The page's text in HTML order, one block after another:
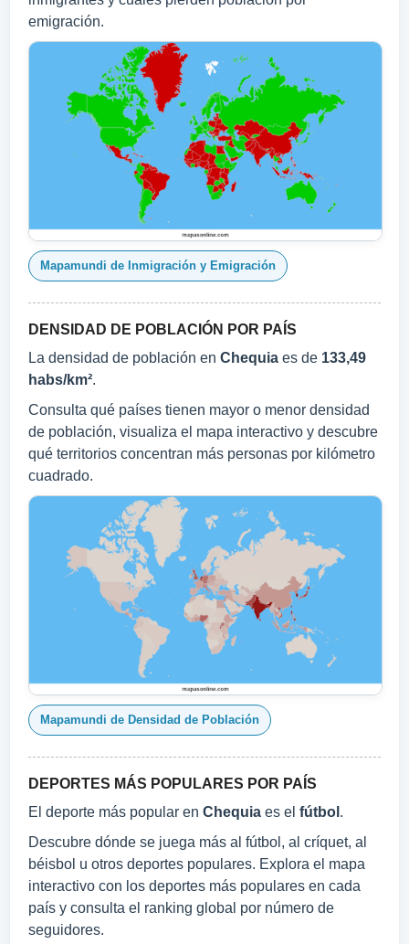
emigración.
Mapamundi de Inmigración y Emigración
DENSIDAD DE POBLACIÓN POR PAÍS
La densidad de población en Chequia es de 133,49
habs/km².
Consulta qué países tienen mayor o menor densidad
de población, visualiza el mapa interactivo y descubre
qué territorios concentran más personas por kilómetro
cuadrado.
Mapamundi de Densidad de Población
DEPORTES MÁS POPULARES POR PAÍS
El deporte más popular en Chequia es el fútbol .
Descubre dónde se juega más al fútbol, al críquet, al
béisbol u otros deportes populares. Explora el mapa
interactivo con los deportes más populares en cada
país y consulta el ranking global por número de
seguidores.